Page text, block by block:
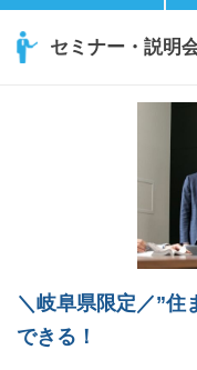
セミナー・説明
＼岐阜県限定／”
できる！